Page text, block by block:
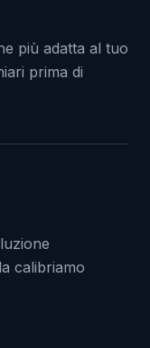
più adatta al tuo
prima di
calibriamo